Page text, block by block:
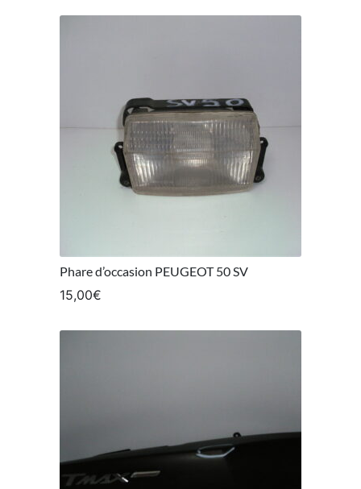
Phare d’occasion PEUGEOT 50 SV
15,00€